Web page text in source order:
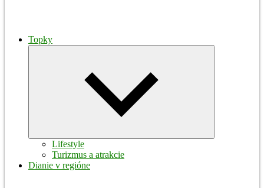
Topky
Lifestyle
Turizmus a atrakcie
Dianie v regióne